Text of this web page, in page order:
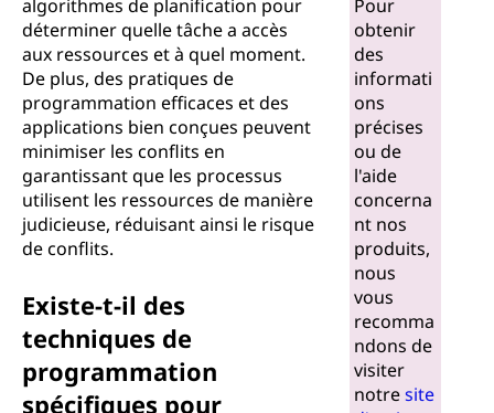
algorithmes de planification pour
déterminer quelle tâche a accès
aux ressources et à quel moment.
De plus, des pratiques de
programmation efficaces et des
applications bien conçues peuvent
minimiser les conflits en
garantissant que les processus
utilisent les ressources de manière
judicieuse, réduisant ainsi le risque
de conflits.
Existe-t-il des
techniques de
programmation
spécifiques pour
Pour
obtenir
des
informati
ons
précises
ou de
l'aide
concerna
nt nos
produits,
nous
vous
recomma
ndons de
visiter
notresite